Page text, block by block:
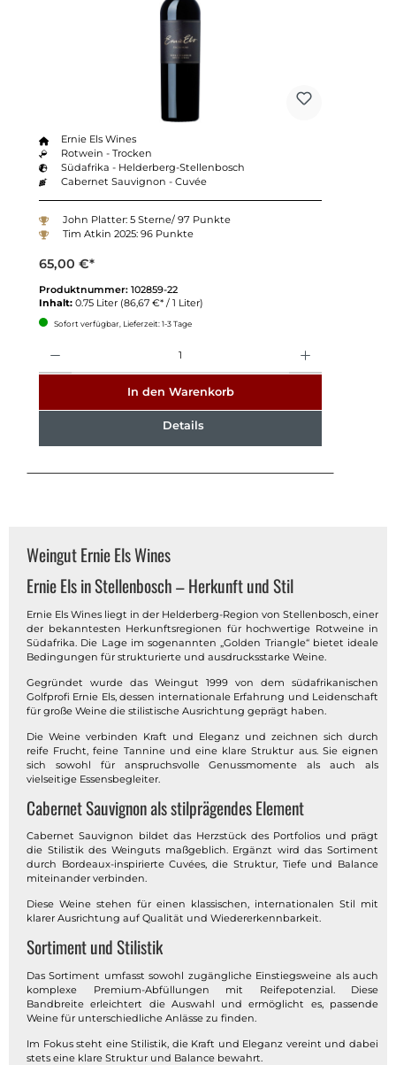
Ernie Els Wines
Rotwein - Trocken
Südafrika - Helderberg-Stellenbosch
Cabernet Sauvignon - Cuvée
John Platter: 5 Sterne/ 97 Punkte
Tim Atkin 2025: 96 Punkte
65,00 €*
Produktnummer: 102859-22
Inhalt: 0.75 Liter (86,67 €* / 1 Liter)
Sofort verfügbar, Lieferzeit: 1-3 Tage
In den Warenkorb
Details
Weingut Ernie Els Wines
Ernie Els in Stellenbosch – Herkunft und Stil
Ernie Els Wines liegt in der Helderberg-Region von Stellenbosch, einer
der bekanntesten Herkunftsregionen für hochwertige Rotweine in
Südafrika. Die Lage im sogenannten „Golden Triangle“ bietet ideale
Bedingungen für strukturierte und ausdrucksstarke Weine.
Gegründet wurde das Weingut 1999 von dem südafrikanischen
Golfprofi Ernie Els, dessen internationale Erfahrung und Leidenschaft
für große Weine die stilistische Ausrichtung geprägt haben.
Die Weine verbinden Kraft und Eleganz und zeichnen sich durch
reife Frucht, feine Tannine und eine klare Struktur aus. Sie eignen
sich sowohl für anspruchsvolle Genussmomente als auch als
vielseitige Essensbegleiter.
Cabernet Sauvignon als stilprägendes Element
Cabernet Sauvignon bildet das Herzstück des Portfolios und prägt
die Stilistik des Weinguts maßgeblich. Ergänzt wird das Sortiment
durch Bordeaux-inspirierte Cuvées, die Struktur, Tiefe und Balance
miteinander verbinden.
Diese Weine stehen für einen klassischen, internationalen Stil mit
klarer Ausrichtung auf Qualität und Wiedererkennbarkeit.
Sortiment und Stilistik
Das Sortiment umfasst sowohl zugängliche Einstiegsweine als auch
komplexe Premium-Abfüllungen mit Reifepotenzial. Diese
Bandbreite erleichtert die Auswahl und ermöglicht es, passende
Weine für unterschiedliche Anlässe zu finden.
Im Fokus steht eine Stilistik, die Kraft und Eleganz vereint und dabei
stets eine klare Struktur und Balance bewahrt.